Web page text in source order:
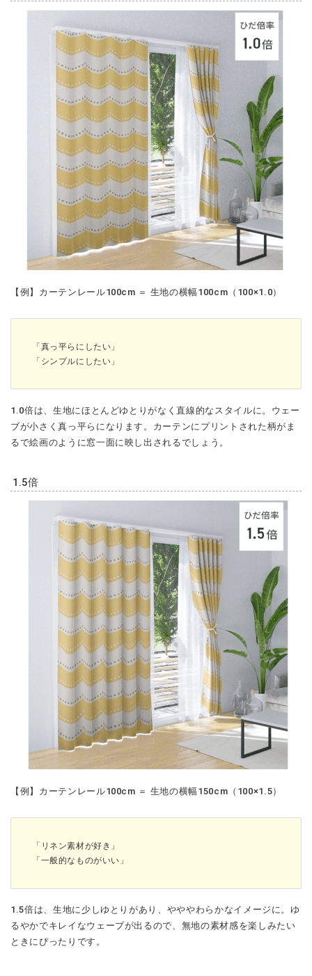
【例】カーテンレール100cm ＝ 生地の横幅100cm（100×1.0）
「真っ平らにしたい」
「シンプルにしたい」
1.0倍は、生地にほとんどゆとりがなく直線的なスタイルに。ウェー
ブが小さく真っ平らになります。カーテンにプリントされた柄がま
るで絵画のように窓一面に映し出されるでしょう。
1.5倍
【例】カーテンレール100cm ＝ 生地の横幅150cm（100×1.5）
「リネン素材が好き」
「一般的なものがいい」
1.5倍は、生地に少しゆとりがあり、やややわらかなイメージに。ゆ
るやかでキレイなウェーブが出るので、無地の素材感を楽しみたい
ときにぴったりです。